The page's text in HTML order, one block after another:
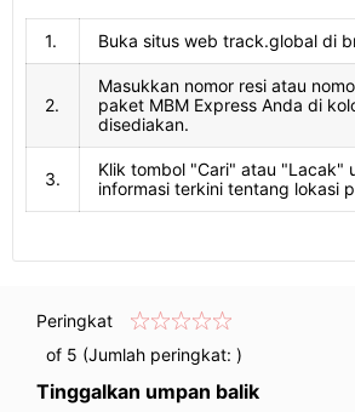
1. Buka situs web track.global di
2.
Masukkan nomor resi atau
paket MBM Express Anda di
disediakan.
3.
Klik tombol "Cari" atau "Lacak"
informasi terkini tentang lokasi
Peringkat
of 5 (Jumlah peringkat: )
Tinggalkan umpan balik